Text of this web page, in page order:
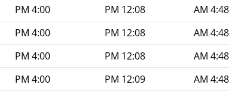
4:48 AM
12:08 PM
4:00 PM
4:48 AM
12:08 PM
4:00 PM
4:48 AM
12:08 PM
4:00 PM
4:48 AM
12:09 PM
4:00 PM